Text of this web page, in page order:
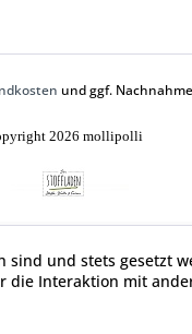
und ggf.
2026 mollipolli
und stets gesetzt
die Interaktion mit